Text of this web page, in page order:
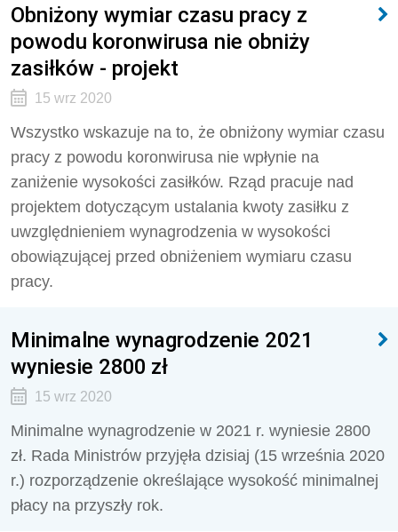
Obniżony wymiar czasu pracy z
powodu koronwirusa nie obniży
zasiłków - projekt
15 wrz 2020
Wszystko wskazuje na to, że obniżony wymiar czasu
pracy z powodu koronwirusa nie wpłynie na
zaniżenie wysokości zasiłków. Rząd pracuje nad
projektem dotyczącym ustalania kwoty zasiłku z
uwzględnieniem wynagrodzenia w wysokości
obowiązującej przed obniżeniem wymiaru czasu
pracy.
Minimalne wynagrodzenie 2021
wyniesie 2800 zł
15 wrz 2020
Minimalne wynagrodzenie w 2021 r. wyniesie 2800
zł. Rada Ministrów przyjęła dzisiaj (15 września 2020
r.) rozporządzenie określające wysokość minimalnej
płacy na przyszły rok.